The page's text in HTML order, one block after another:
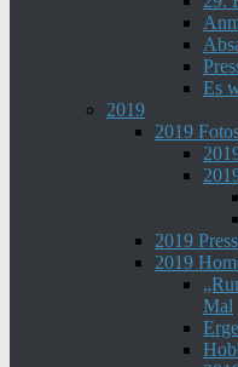
Es
2019
2019
2019
2019
Mal